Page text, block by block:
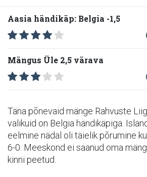
Aasia händikäp: Belgia -1,5
Mängus Üle 2,5 värava
Täna põnevaid mänge Rahvuste
valikuid on Belgia händikäpiga.
eelmine nädal oli täielik põrumine
6-0. Meeskond ei saanud oma
kinni peetud.